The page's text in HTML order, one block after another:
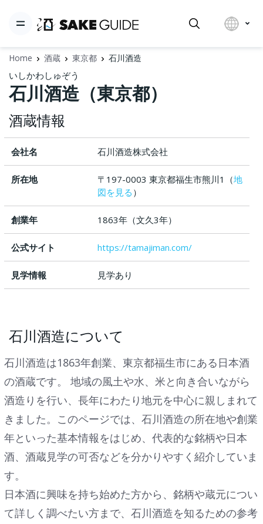
Home 酒蔵 東京都 石川酒造
いしかわしゅぞう
石川酒造（東京都）
酒蔵情報
会社名 石川酒造株式会社
所在地 〒197-0003 東京都福生市熊川1（地
図を見る ）
創業年 1863年（文久3年）
公式サイト https://tamajiman.com/
見学情報 見学あり
石川酒造について
石川酒造は1863年創業、東京都福生市にある日本酒
の酒蔵です。 地域の風土や水、米と向き合いながら
酒造りを行い、長年にわたり地元を中心に親しまれて
きました。このページでは、石川酒造の所在地や創業
年といった基本情報をはじめ、代表的な銘柄や日本
酒、酒蔵見学の可否などを分かりやすく紹介していま
す。
日本酒に興味を持ち始めた方から、銘柄や蔵元につい
て詳しく調べたい方まで、石川酒造を知るための参考